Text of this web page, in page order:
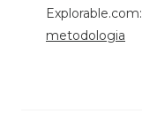
Explorable.com:
metodologia